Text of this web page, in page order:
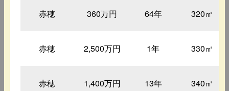
赤穂 360万円 64年 320㎡
赤穂 2,500万円 1年 330㎡
赤穂 1,400万円 13年 340㎡